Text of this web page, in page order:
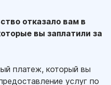
отказало вам в
вы заплатили за
платеж, который вы
услуг по